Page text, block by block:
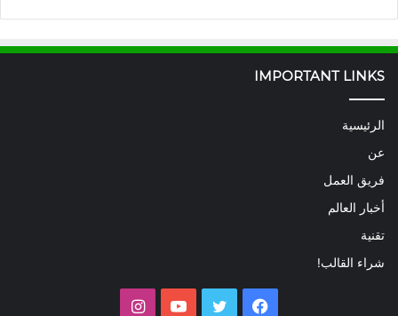
IMPORTANT LINKS
الرئيسية
عن
فريق العمل
أخبار العالم
تقنية
شراء القالب!
فيسبوك تويتر يوتيوب